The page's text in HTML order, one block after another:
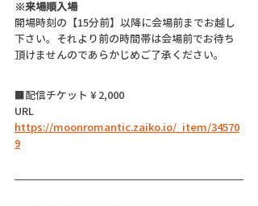
※来場順入場
開場時刻の【15分前】以降に会場前までお越し
下さい。それより前の時間帯は会場前でお待ち
頂けませんのであらかじめご了承ください。
■配信チケット ¥ 2,000
URL
https://moonromantic.zaiko.io/_item/34570
9